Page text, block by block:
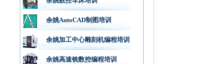
余姚AutoCAD制图培训
余姚加工中心雕刻机编程培训
余姚高速铣数控编程培训